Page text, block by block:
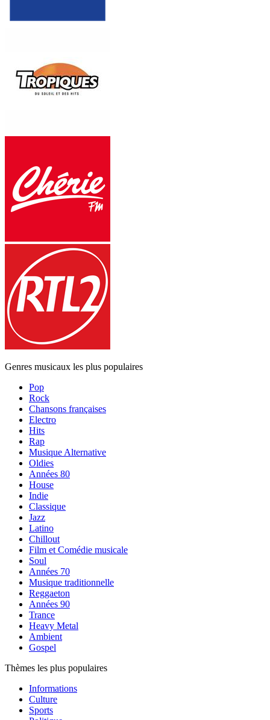
Genres musicaux les plus populaires
Pop
Rock
Chansons françaises
Electro
Hits
Rap
Musique Alternative
Oldies
Années 80
House
Indie
Classique
Jazz
Latino
Chillout
Film et Comédie musicale
Soul
Années 70
Musique traditionnelle
Reggaeton
Années 90
Trance
Heavy Metal
Ambient
Gospel
Thèmes les plus populaires
Informations
Culture
Sports